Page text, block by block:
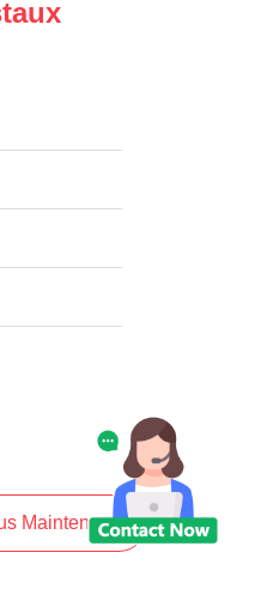
Maintenant